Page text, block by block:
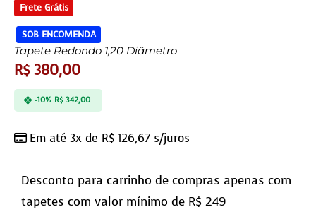
Frete Grátis
SOB ENCOMENDA
Tapete Redondo 1,20 Diâmetro
R$380,00
Em até 3x de R$ 126,67 s/juros
-10% R$342,00
Desconto para carrinho de compras apenas com
tapetes com valor mínimo de R$ 249